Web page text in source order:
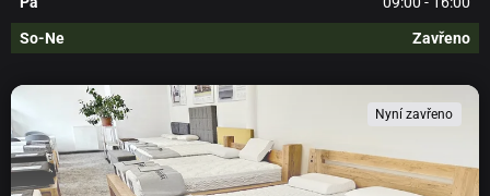
So-Ne Zavřeno
Nyní zavřeno